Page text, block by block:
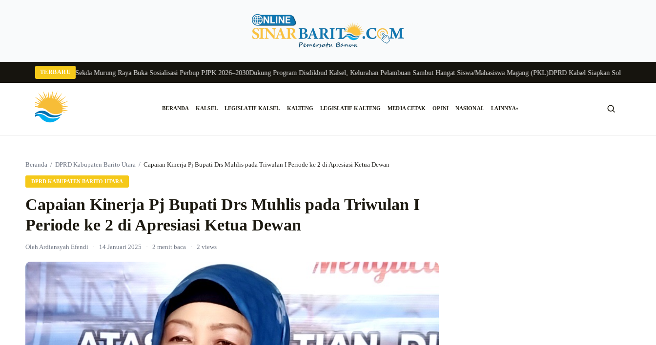
TERBARU
Balang 2026Pj Sekda Murung Raya Buka Sosialisasi Perbup PJPK 2026–2030Dukung Program Disdikbud Kalsel, Kelurahan Pelambuan Sambut Hangat Siswa/Mahasiswa Magang (PKL)DPRD Kalsel Siapkan Solusi Krisis
BERANDA KALSEL LEGISLATIF KALSEL KALTENG LEGISLATIF KALTENG MEDIA CETAK OPINI NASIONAL LAINNYA▾
Beranda / DPRD Kabupaten Barito Utara / Capaian Kinerja Pj Bupati Drs Muhlis pada Triwulan I Periode ke 2 di Apresiasi Ketua Dewan
DPRD KABUPATEN BARITO UTARA
Capaian Kinerja Pj Bupati Drs Muhlis pada Triwulan I
Periode ke 2 di Apresiasi Ketua Dewan
Oleh Ardiansyah Efendi · 14 Januari 2025 · 2 menit baca · 2 views